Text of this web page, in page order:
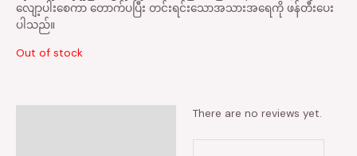
လျော့ပါးစေကာ တောက်ပပြီး တင်းရင်းသောအသားအရေကို ဖန်တီးပေး
ပါသည်။
Out of stock
There are no reviews yet.